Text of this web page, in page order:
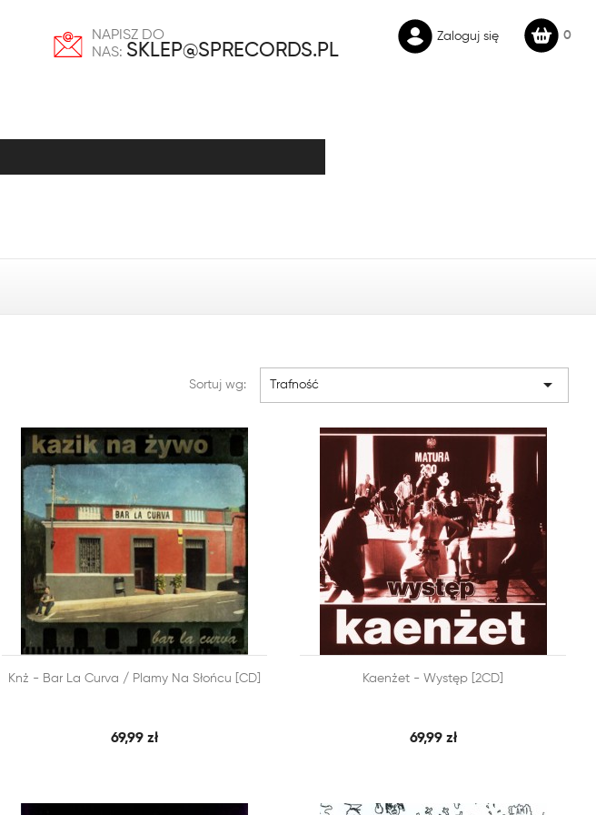
NAPISZ DO
NAS: SKLEP@SPRECORDS.PL
Zaloguj się 0
Sortuj wg: Trafność 
DODAJ DO KOSZYKA  SZYBKI PODGLĄD
Knż - Bar La Curva / Plamy Na Słońcu [CD]
69,99 zł
DODAJ DO KOSZYKA SZYBKI PODGLĄD
Kaenżet - Występ [2CD]
69,99 zł